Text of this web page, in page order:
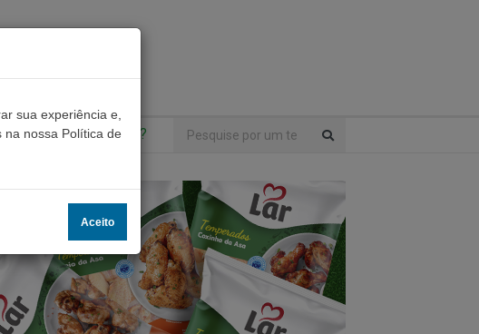
Não encontrou algo?
sua experiência e,
na nossa Política de
Aceito